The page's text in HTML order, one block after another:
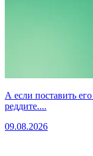
А если поставить
реддите....
09.08.2026